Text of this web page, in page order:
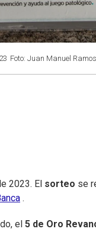
Foto: Juan Manuel Ramos
2023. El sorteo se
.
el 5 de Oro